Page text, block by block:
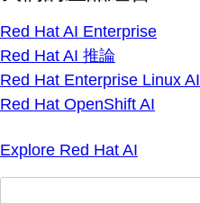
Red Hat AI Enterprise
Red Hat AI 推論
Red Hat Enterprise Linux AI
Red Hat OpenShift AI
Explore Red Hat AI